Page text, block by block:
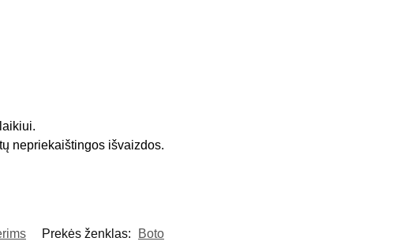
nepriekaištingos išvaizdos.
Prekės ženklas: Boto